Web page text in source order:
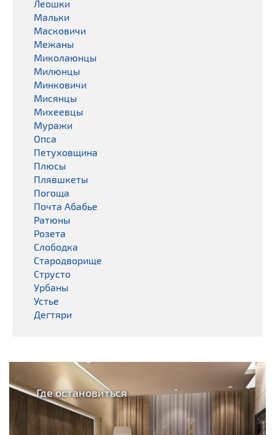
Леошки
Мальки
Масковичи
Межаны
Миколаюнцы
Милюнцы
Минковичи
Мисянцы
Михеевцы
Муражи
Опса
Петуховщина
Плюсы
Плявшкеты
Погоща
Почта Абабье
Ратюны
Розета
Слободка
Стародворище
Струсто
Урбаны
Устье
Дегтяри
Где остановиться